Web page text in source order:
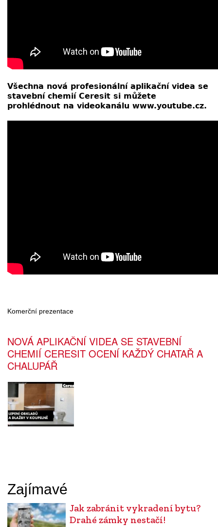
Všechna nová profesionální aplikační videa se
stavební chemií Ceresit si můžete
prohlédnout na videokanálu www.youtube.cz.
Komerční prezentace
NOVÁ APLIKAČNÍ VIDEA SE STAVEBNÍ
CHEMIÍ CERESIT OCENÍ KAŽDÝ CHATAŘ A
CHALUPÁŘ
Zajímavé
Jak zabránit vykradení bytu?
Drahé zámky nestačí!